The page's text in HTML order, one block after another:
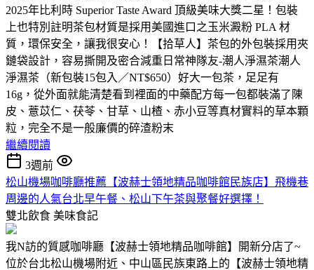
2025年比利時 Superior Taste Award 頂級美味大獎二星！包裝
上也特別註明茶包材質是採用美國進口之玉米澱粉 PLA 材
質，環保安全，讓我很安心！【拾草人】茶包的外包裝採用夾
鏈袋設計，容易撕開及密合減重日常神隊友-潮人淨濕茶潮人
淨濕茶（新包裝15包入／NT$650）好大一包茶，足足有
16g，從外面就能清楚看到裡面的中藥配方每一包都裝滿了陳
皮、薏苡仁、茯苓、甘草、山楂、赤小豆等真材實料的草本顆
粒，完全不是一般廉價的碎渣粉末
繼續閱讀
3週前
松山機場咖啡廳推薦【波赫士領地精品咖啡館民族店】飛機巷
周邊的人氣台北早午餐、松山下午茶與聚餐好選擇！
雙北飲食 美味食記
我N訪的質感咖啡廳【波赫士領地精品咖啡館】開新分店了~
位於台北松山機場附近、中山區民族東路上的【波赫士領地精